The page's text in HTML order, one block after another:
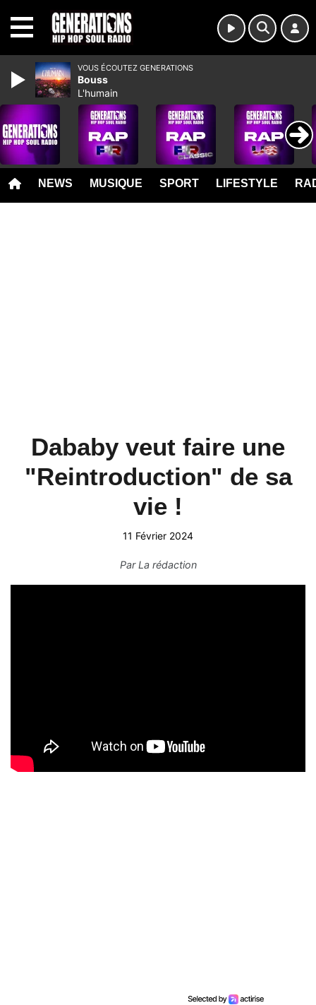
NEWS MUSIQUE SPORT LIFESTYLE
Dababy veut faire une
"Reintroduction" de sa
vie !
11 Février 2024
ParLa rédaction
VOUS ÉCOUTEZ GENERATIONS
Bouss
L'humain